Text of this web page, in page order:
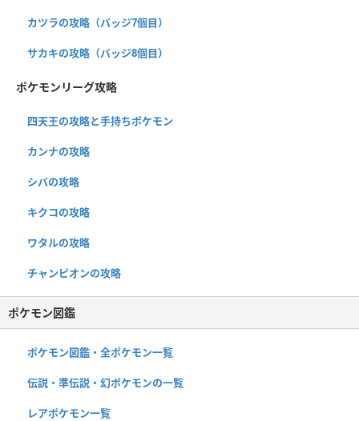
カツラの攻略（バッジ7個目）
サカキの攻略（バッジ8個目）
ポケモンリーグ攻略
四天王の攻略と手持ちポケモン
カンナの攻略
シバの攻略
キクコの攻略
ワタルの攻略
チャンピオンの攻略
ポケモン図鑑
ポケモン図鑑・全ポケモン一覧
伝説・準伝説・幻ポケモンの一覧
レアポケモン一覧